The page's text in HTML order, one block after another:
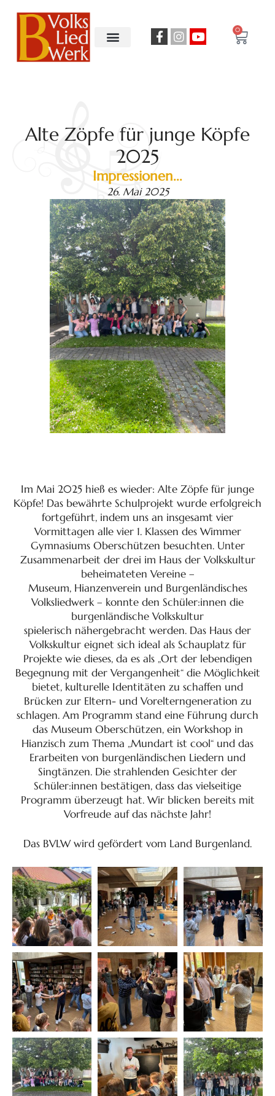
0
Alte Zöpfe für junge Köpfe
2025
Impressionen...
26. Mai 2025
Im Mai 2025 hieß es wieder: Alte Zöpfe für junge
Köpfe! Das bewährte Schulprojekt wurde erfolgreich
fortgeführt, indem uns an insgesamt vier
Vormittagen alle vier 1. Klassen des Wimmer
Gymnasiums Oberschützen besuchten. Unter
Zusammenarbeit der drei im Haus der Volkskultur
beheimateten Vereine –
Museum, Hianzenverein und Burgenländisches
Volksliedwerk – konnte den Schüler:innen die
burgenländische Volkskultur
spielerisch nähergebracht werden. Das Haus der
Volkskultur eignet sich ideal als Schauplatz für
Projekte wie dieses, da es als „Ort der lebendigen
Begegnung mit der Vergangenheit“ die Möglichkeit
bietet, kulturelle Identitäten zu schaffen und
Brücken zur Eltern- und Vorelterngeneration zu
schlagen. Am Programm stand eine Führung durch
das Museum Oberschützen, ein Workshop in
Hianzisch zum Thema „Mundart ist cool“ und das
Erarbeiten von burgenländischen Liedern und
Singtänzen. Die strahlenden Gesichter der
Schüler:innen bestätigen, dass das vielseitige
Programm überzeugt hat. Wir blicken bereits mit
Vorfreude auf das nächste Jahr!
Das BVLW wird gefördert vom Land Burgenland.